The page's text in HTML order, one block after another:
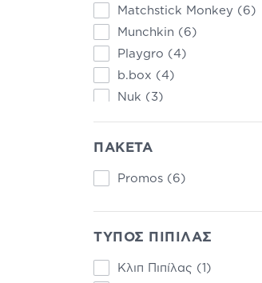
Matchstick Monkey (6)
Munchkin (6)
Playgro (4)
b.box (4)
Nuk (3)
Tommee Tippee(3)
Eifron
ΠΑΚΕΤΑ
Promos (6)
ΤΥΠΟΣ ΠΙΠΙΛΑΣ
Κλιπ Πιπίλας (1)